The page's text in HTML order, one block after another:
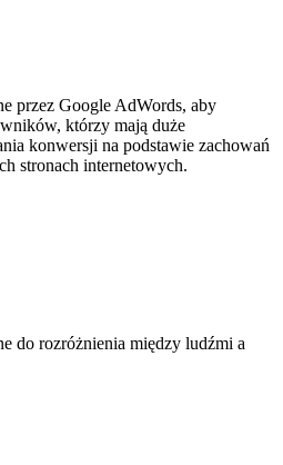
przez Google AdWords, aby
którzy mają duże
konwersji na podstawie zachowań
stronach internetowych.
do rozróżnienia między ludźmi a